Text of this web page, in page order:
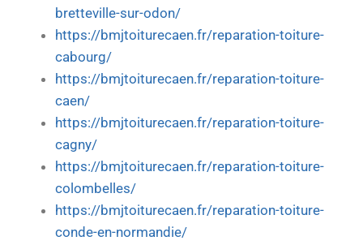
bretteville-sur-odon/
https://bmjtoiturecaen.fr/reparation-toiture-
cabourg/
https://bmjtoiturecaen.fr/reparation-toiture-
caen/
https://bmjtoiturecaen.fr/reparation-toiture-
cagny/
https://bmjtoiturecaen.fr/reparation-toiture-
colombelles/
https://bmjtoiturecaen.fr/reparation-toiture-
conde-en-normandie/